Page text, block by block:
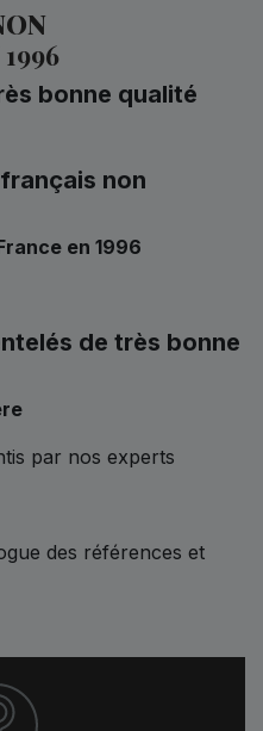
bonne qualité
non
en 1996
de très bonne
par nos experts
des références et